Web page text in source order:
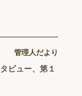
管理人だより
ビュー、第１